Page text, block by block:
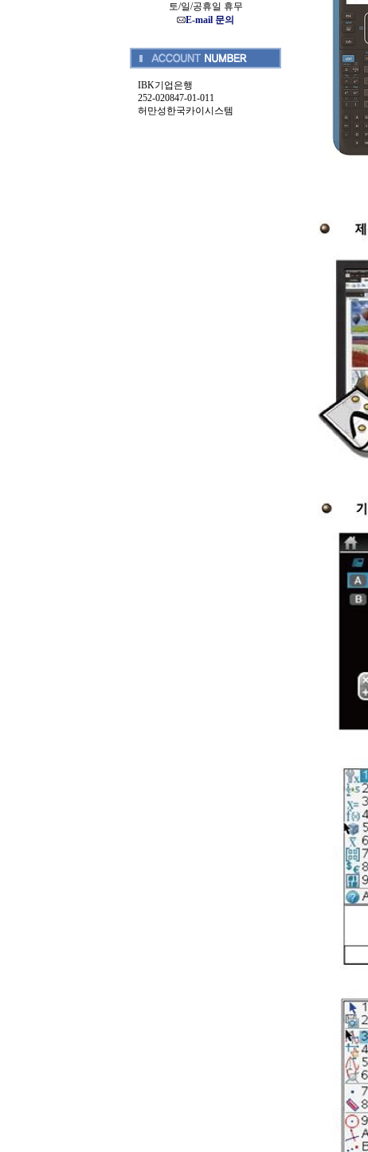
토/일/공휴일 휴무
E-mail 문의
IBK기업은행
252-020847-01-011
허만성한국카이시스템